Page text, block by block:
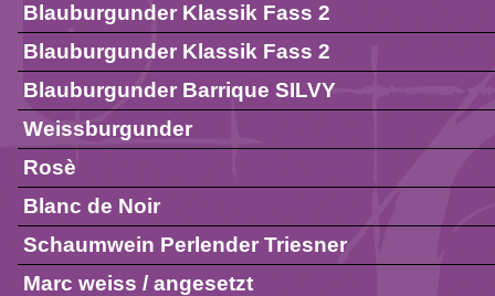
Blauburgunder Klassik Fass 2
Blauburgunder Klassik Fass 2
Blauburgunder Barrique SILVY
Weissburgunder
Rosè
Blanc de Noir
Schaumwein Perlender Triesner
Marc weiss / angesetzt